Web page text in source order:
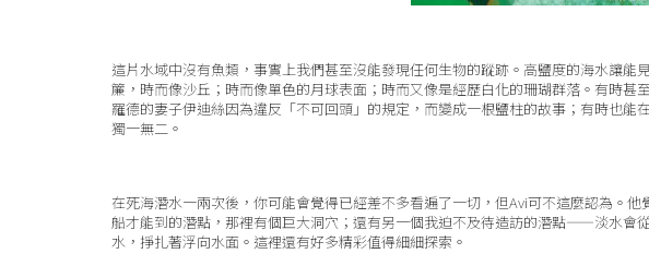
這片水域中沒有魚類，事實上我們甚至沒能發現任何生物的蹤跡。高鹽度的海水讓
簾，時而像沙丘；時而像單色的月球表面；時而又像是經歷白化的珊瑚群落。有時甚
羅德的妻子伊迪絲因為違反「不可回頭」的規定，而變成一根鹽柱的故事；有時也
獨一無二。
在死海潛水一兩次後，你可能會覺得已經差不多看遍了一切，但Avi可不這麼認為。
船才能到的潛點，那裡有個巨大洞穴；還有另一個我迫不及待造訪的潛點——淡水會
水，掙扎著浮向水面。這裡還有好多精彩值得細細探索。